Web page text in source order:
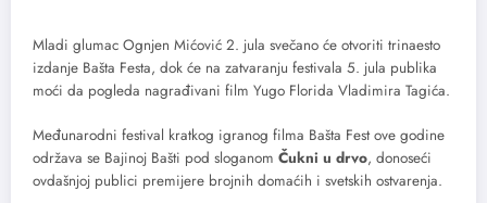
Mladi glumac Ognjen Mićović 2. jula svečano će otvoriti trinaesto
izdanje Bašta Festa, dok će na zatvaranju festivala 5. jula publika
moći da pogleda nagrađivani film Yugo Florida Vladimira Tagića.
Međunarodni festival kratkog igranog filma Bašta Fest ove godine
održava se Bajinoj Bašti pod sloganom Čukni u drvo, donoseći
ovdašnjoj publici premijere brojnih domaćih i svetskih ostvarenja.